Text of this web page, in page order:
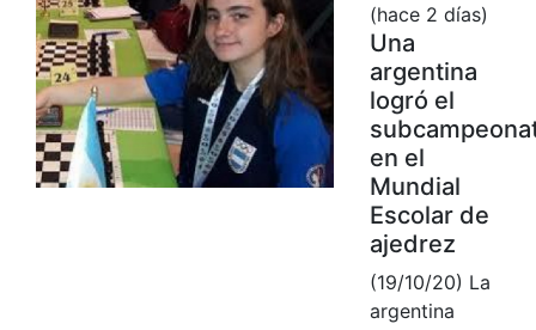
(hace 2 días)
Una
argentina
logró el
en el
Mundial
Escolar de
ajedrez
(19/10/20) La
argentina